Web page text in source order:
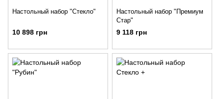
Настольный набор "Стекло"
10 898 грн
Настольный набор "Премиум
Стар"
9 118 грн